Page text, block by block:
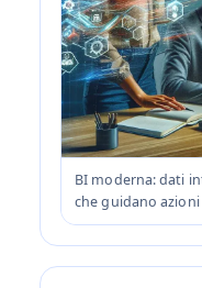
BI moderna: dati
che guidano